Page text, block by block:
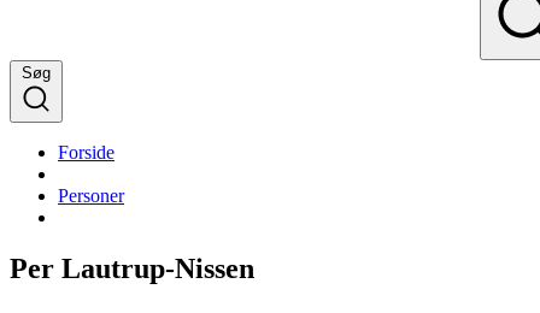
Søg
Forside
Personer
Per Lautrup-Nissen